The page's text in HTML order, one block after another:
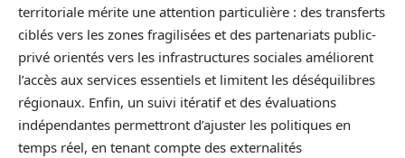
territoriale mérite une attention particulière : des transferts
ciblés vers les zones fragilisées et des partenariats public-
privé orientés vers les infrastructures sociales améliorent
l’accès aux services essentiels et limitent les déséquilibres
régionaux. Enfin, un suivi itératif et des évaluations
indépendantes permettront d’ajuster les politiques en
temps réel, en tenant compte des externalités